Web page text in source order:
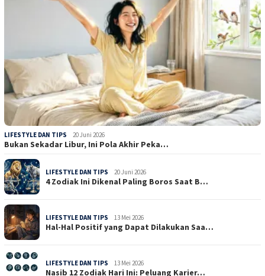
LIFESTYLE DAN TIPS 20 Juni 2026
Bukan Sekadar Libur, Ini Pola Akhir Peka…
LIFESTYLE DAN TIPS 20 Juni 2026
4 Zodiak Ini Dikenal Paling Boros Saat B…
LIFESTYLE DAN TIPS 13 Mei 2026
Hal-Hal Positif yang Dapat Dilakukan Saa…
LIFESTYLE DAN TIPS 13 Mei 2026
Nasib 12 Zodiak Hari Ini: Peluang Karier…